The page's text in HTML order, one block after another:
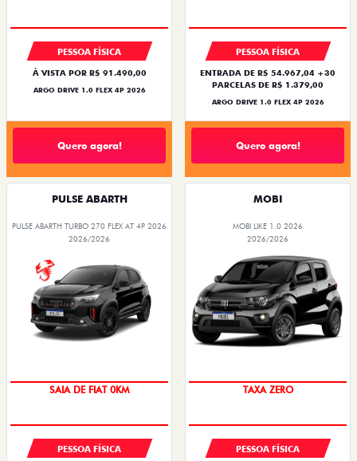
PESSOA FÍSICA
À VISTA POR R$ 91.490,00
ARGO DRIVE 1.0 FLEX 4P 2026
Quero agora!
PESSOA FÍSICA
ENTRADA DE R$ 54.967,04 +30
PARCELAS DE R$ 1.379,00
ARGO DRIVE 1.0 FLEX 4P 2026
Quero agora!
PULSE ABARTH
PULSE ABARTH TURBO 270 FLEX AT 4P 2026
2026/2026
OPORTUNIDADE
PESSOA FÍSICA
MOBI
MOBI LIKE 1.0 2026
2026/2026
PREÇO IMPERDÍVEL
PESSOA FÍSICA